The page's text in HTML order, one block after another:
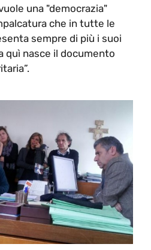
una "democrazia"
che in tutte le
sempre di più i suoi
quì nasce il documento